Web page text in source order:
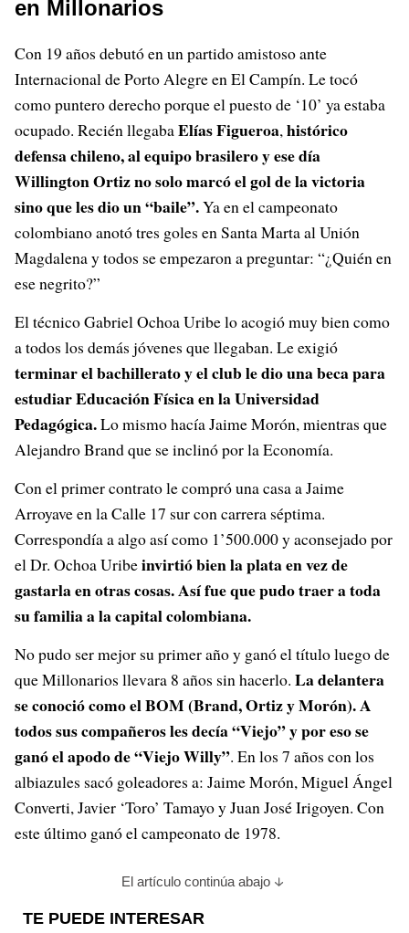
en Millonarios
Con 19 años debutó en un partido amistoso ante
Internacional de Porto Alegre en El Campín. Le tocó
como puntero derecho porque el puesto de ‘10’ ya estaba
ocupado. Recién llegabaElías Figueroa,histórico
defensa chileno, al equipo brasilero y ese día
Willington Ortiz no solo marcó el gol de la victoria
sino que les dio un “baile”.Ya en el campeonato
colombiano anotó tres goles en Santa Marta al Unión
Magdalena y todos se empezaron a preguntar: “¿Quién en
ese negrito?”
El técnico Gabriel Ochoa Uribe lo acogió muy bien como
a todos los demás jóvenes que llegaban. Le exigió
terminar el bachillerato y el club le dio una beca para
estudiar Educación Física en la Universidad
Pedagógica.Lo mismo hacía Jaime Morón, mientras que
Alejandro Brand que se inclinó por la Economía.
Con el primer contrato le compró una casa a Jaime
Arroyave en la Calle 17 sur con carrera séptima.
Correspondía a algo así como 1’500.000 y aconsejado por
el Dr. Ochoa Uribeinvirtió bien la plataen vez de
gastarla en otras cosas. Así fue que pudo traer a toda
su familia a la capital colombiana.
No pudo ser mejor su primer año y ganó el título luego de
que Millonarios llevara 8 años sin hacerlo. La delantera
se conoció como el BOM (Brand, Ortiz y Morón). A
todos sus compañeros les decía “Viejo” y por eso se
ganó el apodo de “Viejo Willy”. En los 7 años con los
albiazules sacó goleadores a: Jaime Morón, Miguel Ángel
Converti, Javier ‘Toro’ Tamayo y Juan José Irigoyen. Con
este último ganó el campeonato de 1978.
El artículo continúa abajo
TE PUEDE INTERESAR